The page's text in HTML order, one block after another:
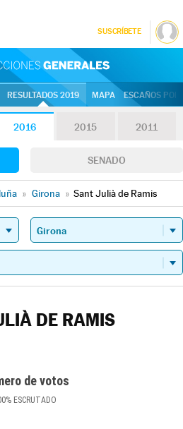
SUSCRÍBETE
RESULTADOS 2019 MAPA ESCAÑOS
2016 2015 2011
SENADO
» Girona » Sant Julià de Ramis
DE RAMIS
de votos
% ESCRUTADO